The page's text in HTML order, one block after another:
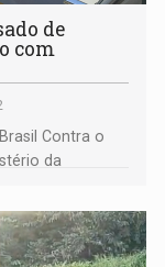
de
com
Contra o
da